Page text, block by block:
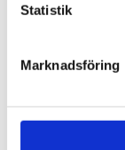
Statistik
Marknadsföring